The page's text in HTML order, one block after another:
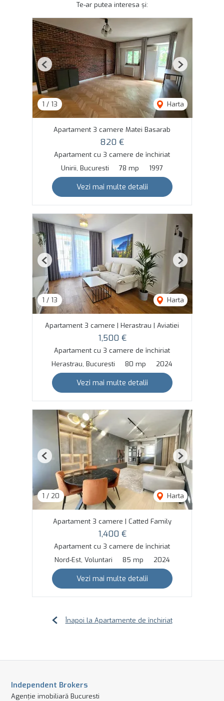
Te-ar putea interesa și:
1 / 13 Harta
Previous Next
Apartament 3 camere Matei Basarab
820 €
Apartament cu 3 camere de închiriat
Unirii, Bucuresti
78 mp 1997
Vezi mai multe detalii
1 / 13 Harta
Previous Next
Apartament 3 camere | Herastrau | Aviatiei
1,500 €
Apartament cu 3 camere de închiriat
Herastrau, Bucuresti
80 mp 2024
Vezi mai multe detalii
1 / 20 Harta
Previous Next
Apartament 3 camere | Catted Family
1,400 €
Apartament cu 3 camere de închiriat
Nord-Est, Voluntari
85 mp 2024
Vezi mai multe detalii
Înapoi la Apartamente de închiriat
Independent Brokers
Agenție imobiliară Bucuresti